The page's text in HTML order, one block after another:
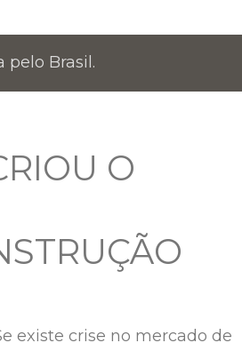
pelo Brasil.
O
existe crise no mercado de